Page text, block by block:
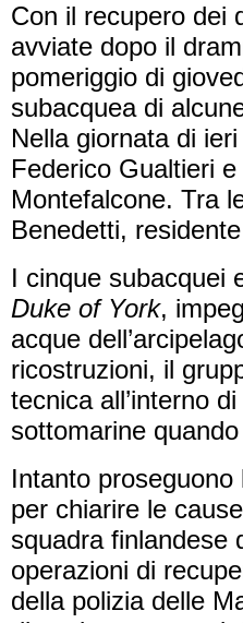
Con il recupero dei
avviate dopo il
pomeriggio di
subacquea di
Nella giornata di
Federico Gualtieri
Montefalcone. Tra
Benedetti,
I cinque subacquei
Duke of York,
acque
ricostruzioni, il
tecnica all’interno
sottomarine
Intanto
per chiarire le
squadra finlandese
operazioni di
della polizia delle